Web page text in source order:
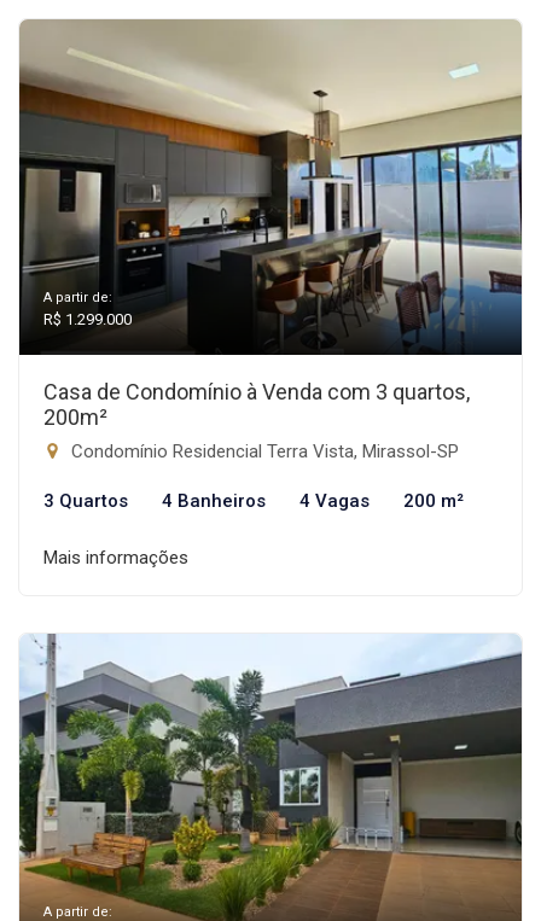
A partir de:
R$ 1.299.000
Casa de Condomínio à Venda com 3 quartos,
200m²
Condomínio Residencial Terra Vista, Mirassol-SP
3 Quartos 4 Banheiros 4 Vagas 200 m²
Mais informações
A partir de: